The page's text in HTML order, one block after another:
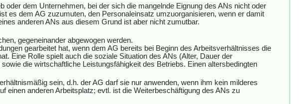
oder dem Unternehmen, bei der sich die mangelnde Eignung des ANs nicht oder
es dem AG zuzumuten, den Personaleinsatz umzuorganisieren, wenn er damit
anderen ANs aus diesem Grund ist aber nicht zumutbar.
gegeneinander abgewogen werden.
gearbeitet hat, wenn dem AG bereits bei Beginn des Arbeitsverhältnisses die
Eine Rolle spielt auch die soziale Situation des ANs (Alter, Dauer der
die wirtschaftliche Leistungsfähigkeit des Betriebs. Einen altersbedingten
sein, d.h. der AG darf sie nur anwenden, wenn ihm kein milderes
einen anderen Arbeitsplatz; evtl. ist die Weiterbeschäftigung des ANs zu